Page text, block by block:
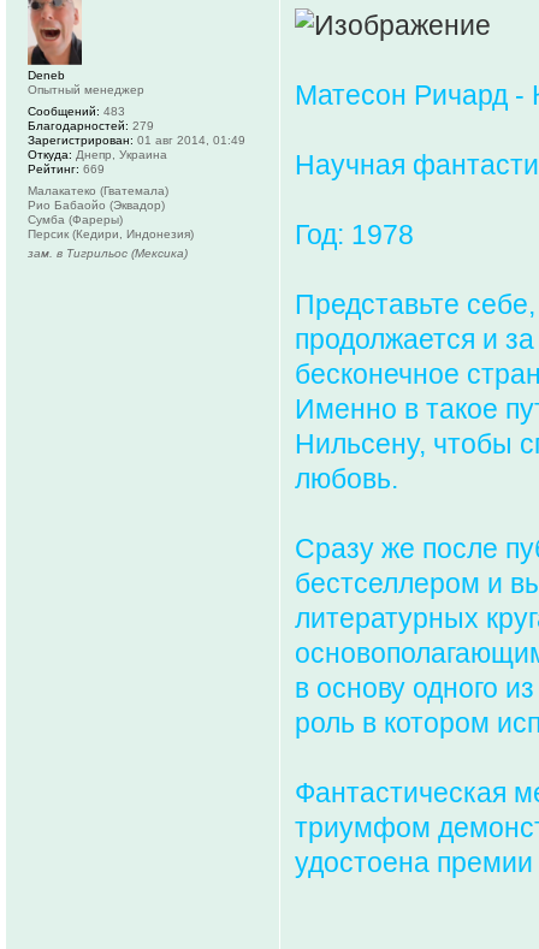
Матесон Ричард -
Научная
Год: 1978
Представьте
продолжается и
бесконечное
Именно в такое
Нильсену, чтобы
любовь.
Сразу же после
бестселлером и
литературных
в основу одного
роль в котором
Фантастическая
триумфом
удостоена
Deneb
Опытный менеджер
Сообщений: 483
Благодарностей: 279
Зарегистрирован: 01 авг 2014, 01:49
Откуда: Днепр, Украина
Рейтинг: 669
Малакатеко (Гватемала)
Рио Бабаойо (Эквадор)
Сумба (Фареры)
Персик (Кедири, Индонезия)
зам. в Тигрильос (Мексика)